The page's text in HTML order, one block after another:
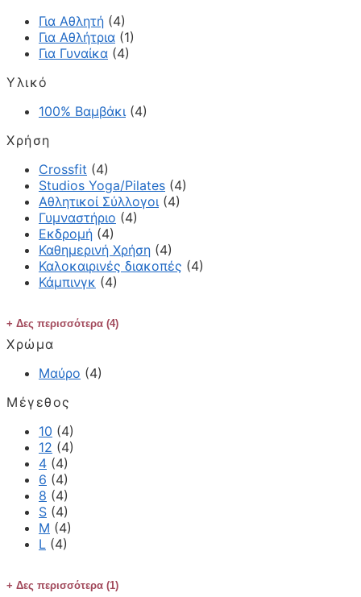
Για Αθλητή (4)
Για Αθλήτρια (1)
Για Γυναίκα (4)
Υλικό
100% Βαμβάκι (4)
Χρήση
Crossfit (4)
Studios Yoga/Pilates (4)
Αθλητικοί Σύλλογοι (4)
Γυμναστήριο (4)
Εκδρομή (4)
Καθημερινή Χρήση (4)
Καλοκαιρινές διακοπές (4)
Κάμπινγκ (4)
Δες περισσότερα (4)
Χρώμα
Μαύρο (4)
Μέγεθος
10 (4)
12 (4)
4 (4)
6 (4)
8 (4)
S (4)
M (4)
L (4)
Δες περισσότερα (1)